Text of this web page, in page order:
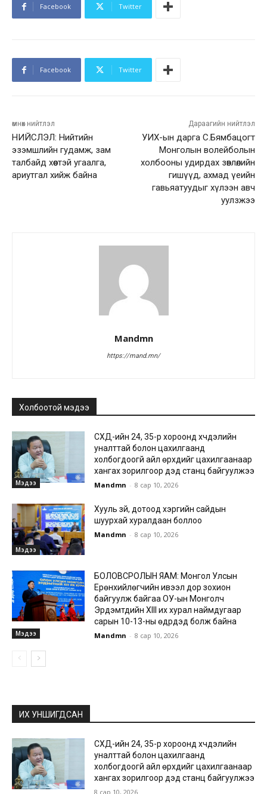
Facebook Twitter
Facebook Twitter
өмнөх нийтлэл
НИЙСЛЭЛ: Нийтийн
эзэмшлийн гудамж, зам
талбайд хөөстэй угаалга,
ариутгал хийж байна
Дараагийн нийтлэл
УИХ-ын дарга С.Бямбацогт
Монголын волейболын
холбооны удирдах зөвлөлийн
гишүүд, ахмад үеийн
гавьяатуудыг хүлээн авч
уулзжээ
Mandmn
https://mand.mn/
Холбоотой мэдээ
Мэдээ
СХД-ийн 24, 35-р хороонд хүчдэлийн
уналттай болон цахилгаанд
холбогдоогүй айл өрхүүдийг цахилгаанаар
хангах зорилгоор дэд станц байгуулжээ
Mandmn - 8 сар 10, 2026
Мэдээ
Хууль зүй, дотоод хэргийн сайдын
шуурхай хуралдаан боллоо
Mandmn - 8 сар 10, 2026
Мэдээ
БОЛОВСРОЛЫН ЯАМ: Монгол Улсын
Ерөнхийлөгчийн ивээл дор зохион
байгуулж байгаа ОУ-ын Монголч
Эрдэмтдийн XIII их хурал наймдугаар
сарын 10-13-ны өдрүүдэд болж байна
Mandmn - 8 сар 10, 2026
ИХ УНШИГДСАН
СХД-ийн 24, 35-р хороонд хүчдэлийн
уналттай болон цахилгаанд
холбогдоогүй айл өрхүүдийг цахилгаанаар
хангах зорилгоор дэд станц байгуулжээ
8 сар 10, 2026